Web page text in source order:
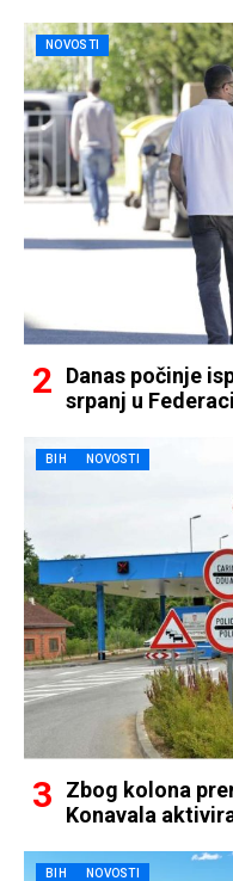
NOVOSTI
Danas počinje
srpanj u
BIH NOVOSTI
Zbog kolona
Konavala
BIH NOVOSTI